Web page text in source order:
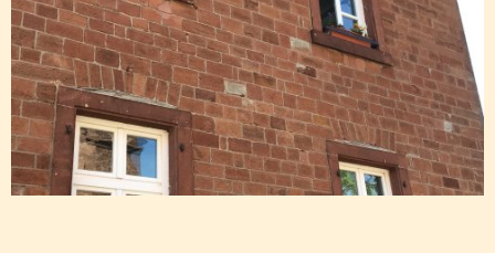
Känguru Wettbewerb 2026
Fußballturnier Kreismeisterschaft der Mädchen
Knollenaktion der Bärenklasse
Blumen pflanzen für die Fensterbänke